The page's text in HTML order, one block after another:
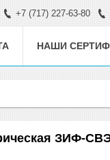
+7 (717) 227-63-80
НАШИ
ЗИФ-